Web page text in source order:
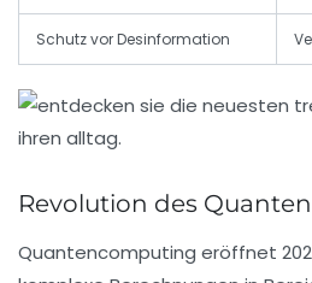
Schutz vor Desinformation
Revolution des
Quantencomputing eröffnet